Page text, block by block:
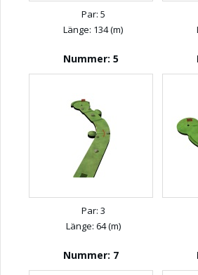
Par: 5
Länge: 134 (m)
Nummer: 5
Par: 3
Länge: 64 (m)
Nummer: 7